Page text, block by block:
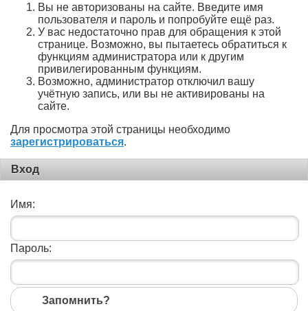
Вы не авторизованы на сайте. Введите имя
пользователя и пароль и попробуйте ещё раз.
У вас недостаточно прав для обращения к этой
странице. Возможно, вы пытаетесь обратиться к
функциям администратора или к другим
привилегированным функциям.
Возможно, администратор отключил вашу
учётную запись, или вы не активированы на
сайте.
Для просмотра этой страницы необходимо
зарегистрироваться.
Вход
Имя:
Пароль:
Запомнить?